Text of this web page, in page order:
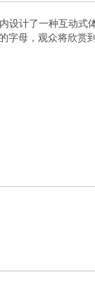
计了一种互动
字母，观众将欣